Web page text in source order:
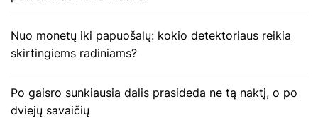
r
a
š
Nuo monetų iki papuošalų: kokio detektoriaus reikia
skirtingiems radiniams?
Po gaisro sunkiausia dalis prasideda ne tą naktį, o po
dviejų savaičių